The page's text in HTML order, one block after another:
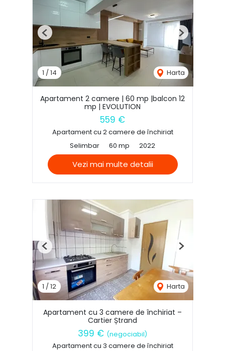
1 / 14 Harta
Previous Next
Apartament 2 camere | 60 mp |balcon 12
mp | EVOLUTION
559 €
Apartament cu 2 camere de închiriat
Selimbar
60 mp 2022
Vezi mai multe detalii
1 /12 Harta
Previous Next
Apartament cu 3 camere de închiriat –
Cartier Ștrand
399 € (negociabil)
Apartament cu 3 camere de închiriat